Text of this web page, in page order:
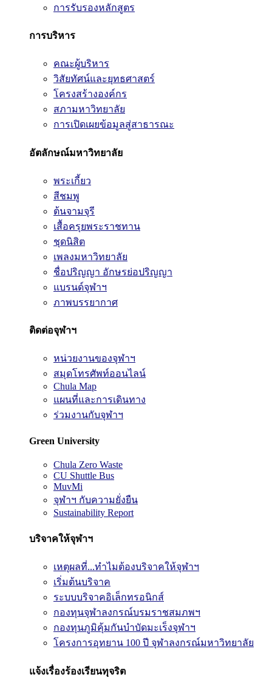
การรับรองหลักสูตร
การบริหาร
คณะผู้บริหาร
วิสัยทัศน์และยุทธศาสตร์
โครงสร้างองค์กร
สภามหาวิทยาลัย
การเปิดเผยข้อมูลสู่สาธารณะ
อัตลักษณ์มหาวิทยาลัย
พระเกี้ยว
สีชมพู
ต้นจามจุรี
เสื้อครุยพระราชทาน
ชุดนิสิต
เพลงมหาวิทยาลัย
ชื่อปริญญา อักษรย่อปริญญา
แบรนด์จุฬาฯ
ภาพบรรยากาศ
ติดต่อจุฬาฯ
หน่วยงานของจุฬาฯ
สมุดโทรศัพท์ออนไลน์
Chula Map
แผนที่และการเดินทาง
ร่วมงานกับจุฬาฯ
Green University
Chula Zero Waste
CU Shuttle Bus
MuvMi
จุฬาฯ กับความยั่งยืน
Sustainability Report
บริจาคให้จุฬาฯ
เหตุผลที่...ทำไมต้องบริจาคให้จุฬาฯ
เริ่มต้นบริจาค
ระบบบริจาคอิเล็กทรอนิกส์
กองทุนจุฬาลงกรณ์บรมราชสมภพฯ
กองทุนภูมิคุ้มกันบำบัดมะเร็งจุฬาฯ
โครงการอุทยาน 100 ปี จุฬาลงกรณ์มหาวิทยาลัย
แจ้งเรื่องร้องเรียนทุจริต